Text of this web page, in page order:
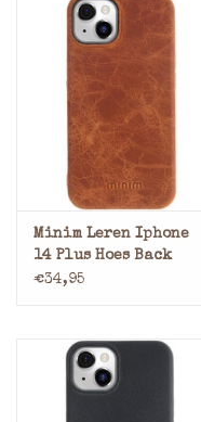
Tassen
Accessoires
Merken
Minim Leren Iphone
14 Plus Hoes Back
Cover Cognac
€34,95